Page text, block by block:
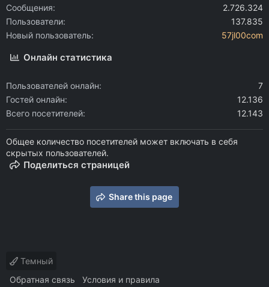
Сообщения
2.726.324
Пользователи
137.835
Новый пользователь
57jl00com
Онлайн статистика
Пользователей онлайн
7
Гостей онлайн
12.136
Всего посетителей
12.143
Общее количество посетителей может включать в себя
скрытых пользователей.
Поделиться страницей
Share this page
Темный
Обратная связь
Условия и правила